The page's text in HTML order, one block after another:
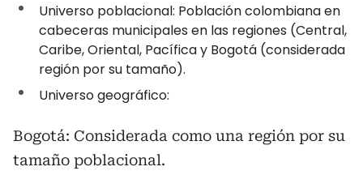
Universo poblacional: Población colombiana en
cabeceras municipales en las regiones (Central,
Caribe, Oriental, Pacífica y Bogotá (considerada
región por su tamaño).
Universo geográfico:
Bogotá: Considerada como una región por su
tamaño poblacional.